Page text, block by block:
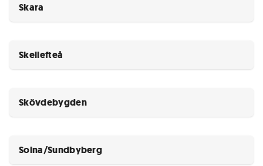
Skara
Skellefteå
Skövdebygden
Solna/Sundbyberg